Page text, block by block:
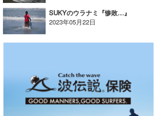
SUKYのウラナミ『惨敗…』
2023年05月22日